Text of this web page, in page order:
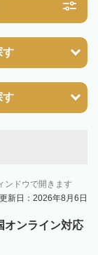
す
す
ンドウで開きます
更新日：2026年8月6日
オンライン対応